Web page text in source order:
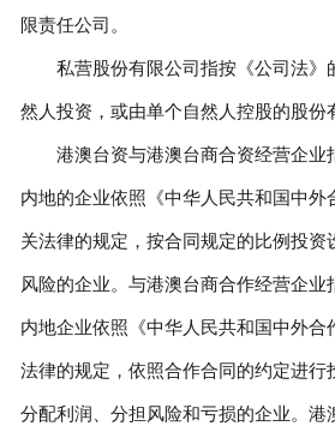
限责任公司。
私营股份有限公司指按《公司法》
然人投资，或由单个自然人控股的股份
港澳台资与港澳台商合资经营企业
内地的企业依照《中华人民共和国中外
关法律的规定，按合同规定的比例投资
风险的企业。与港澳台商合作经营企业
内地企业依照《中华人民共和国中外合
法律的规定，依照合作合同的约定进行
分配利润、分担风险和亏损的企业。港